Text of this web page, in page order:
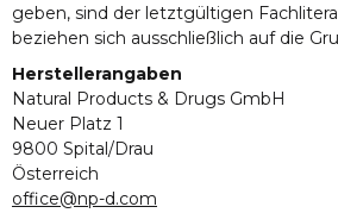
geben, sind der letztgültigen
beziehen sich ausschließlich auf die
Herstellerangaben
Natural Products & Drugs GmbH
Neuer Platz 1
9800 Spital/Drau
Österreich
office@np-d.com